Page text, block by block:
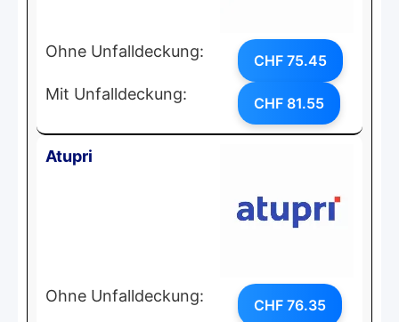
Ohne Unfalldeckung: CHF 75.45
Mit Unfalldeckung: CHF 81.55
Atupri
Ohne Unfalldeckung: CHF 76.35